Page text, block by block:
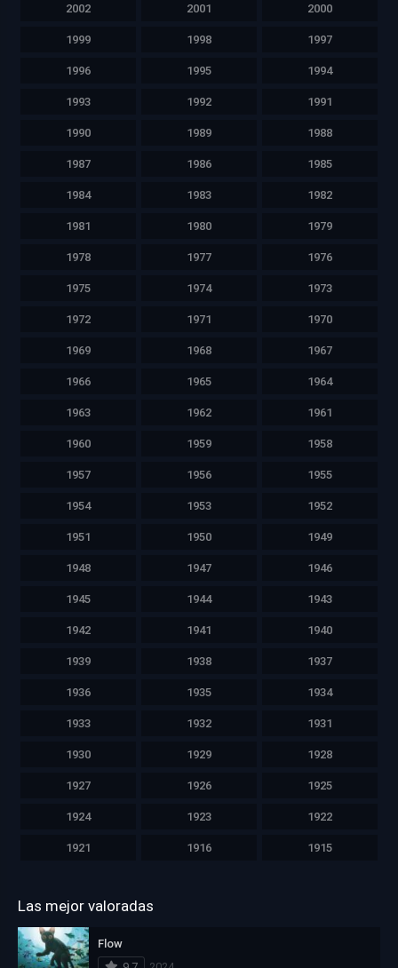
2002 2001 2000
1999 1998 1997
1996 1995 1994
1993 1992 1991
1990 1989 1988
1987 1986 1985
1984 1983 1982
1981 1980 1979
1978 1977 1976
1975 1974 1973
1972 1971 1970
1969 1968 1967
1966 1965 1964
1963 1962 1961
1960 1959 1958
1957 1956 1955
1954 1953 1952
1951 1950 1949
1948 1947 1946
1945 1944 1943
1942 1941 1940
1939 1938 1937
1936 1935 1934
1933 1932 1931
1930 1929 1928
1927 1926 1925
1924 1923 1922
1921 1916 1915
Las mejor valoradas
Flow